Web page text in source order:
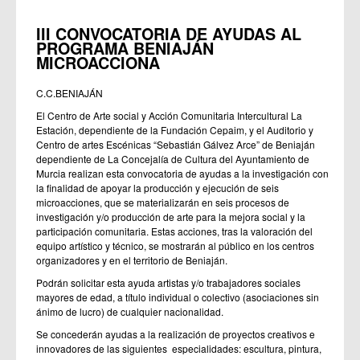
III CONVOCATORIA DE AYUDAS AL
PROGRAMA BENIAJÁN
MICROACCIONA
C.C.BENIAJÁN
El Centro de Arte social y Acción Comunitaria Intercultural La
Estación, dependiente de la Fundación Cepaim, y el Auditorio y
Centro de artes Escénicas “Sebastián Gálvez Arce” de Beniaján
dependiente de La Concejalía de Cultura del Ayuntamiento de
Murcia realizan esta convocatoria de ayudas a la investigación con
la finalidad de apoyar la producción y ejecución de seis
microacciones, que se materializarán en seis procesos de
investigación y/o producción de arte para la mejora social y la
participación comunitaria. Estas acciones, tras la valoración del
equipo artístico y técnico, se mostrarán al público en los centros
organizadores y en el territorio de Beniaján.
Podrán solicitar esta ayuda artistas y/o trabajadores sociales
mayores de edad, a título individual o colectivo (asociaciones sin
ánimo de lucro) de cualquier nacionalidad.
Se concederán ayudas a la realización de proyectos creativos e
innovadores de las siguientes especialidades: escultura, pintura,